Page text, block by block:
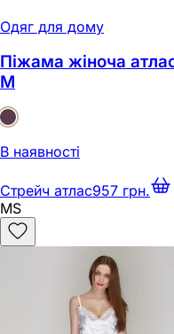
Одяг для дому
Піжама жіноча
M
В наявності
Стрейч атлас957 грн.
MS